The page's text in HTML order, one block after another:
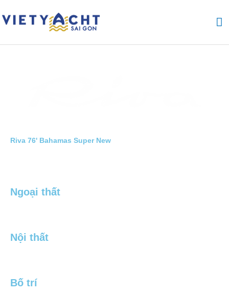
tới
nội
Riva 76' Bahamas Super New
Ngoại thất
Nội thất
Bố trí